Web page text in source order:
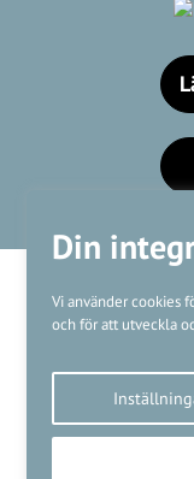
Din
Vi använder cookies
och för att utveckla